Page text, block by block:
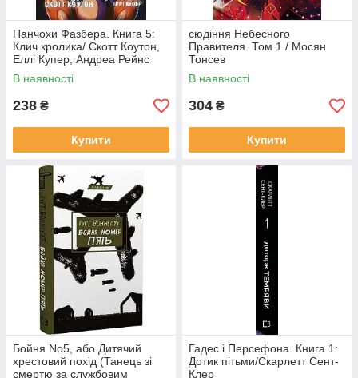
Панчохи Фазбера. Книга 5:
Клич кролика/ Скотт Коутон,
Еллі Купер, Андреа Рейнс
Ваггенер
В наявності
238 ₴
Купити
сюдіння Небесного
Правителя. Том 1 / Мосян
Тонсев
В наявності
304 ₴
Купити
Бойня No5, або Дитячий
хрестовий похід (Танець зі
смертю за службовим
Гадес і Персефона. Книга 1:
Дотик пітьми/Скарлетт Сент-
Клер